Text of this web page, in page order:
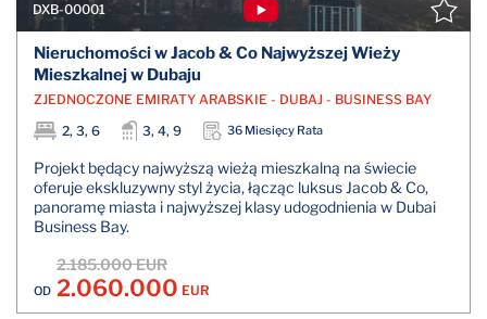
DXB-00001
Nieruchomości w Jacob & Co Najwyższej Wieży
Mieszkalnej w Dubaju
ZJEDNOCZONE EMIRATY ARABSKIE - DUBAJ - BUSINESS BAY
2, 3, 6
3, 4, 9 36 Miesięcy Rata
Projekt będący najwyższą wieżą mieszkalną na świecie
oferuje ekskluzywny styl życia, łącząc luksus Jacob & Co,
panoramę miasta i najwyższej klasy udogodnienia w Dubai
Business Bay.
OD
2.185.000 EUR
2.060.000 EUR